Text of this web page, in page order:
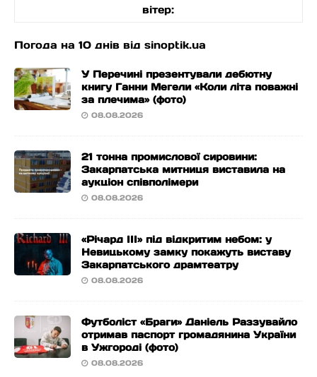
вітер:
Погода на 10 днів від sinoptik.ua
У Перечині презентували дебютну
книгу Ганни Мегели «Коли літа поважні
за плечима» (фото)
08.08.2026
21 тонна промислової сировини:
Закарпатська митниця виставила на
аукціон співполімери
08.08.2026
«Річард ІІІ» під відкритим небом: у
Невицькому замку покажуть виставу
Закарпатського драмтеатру
08.08.2026
Футболіст «Браги» Даніель Раззувайло
отримав паспорт громадянина України
в Ужгороді (фото)
08.08.2026